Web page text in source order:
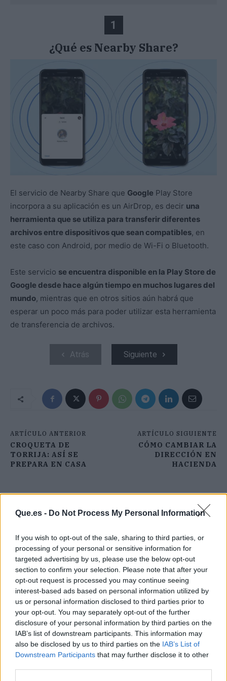
Que.es - Do Not Process My Personal Information
If you wish to opt-out of the sale, sharing to third parties, or
processing of your personal or sensitive information for
targeted advertising by us, please use the below opt-out
section to confirm your selection. Please note that after your
opt-out request is processed you may continue seeing
interest-based ads based on personal information utilized by
us or personal information disclosed to third parties prior to
your opt-out. You may separately opt-out of the further
disclosure of your personal information by third parties on the
IAB’s list of downstream participants. This information may
also be disclosed by us to third parties on the IAB’s List of
Downstream Participants that may further disclose it to other
1
¿Qué es Nearby Share?
El servicio de Nearby Share que Google Play Store
incorpora a su aplicación es un AirDrop, es decir una
herramienta que se utiliza para transferir diferentes
archivos entre dispositivos que sean compatibles, en
este caso con Android, por medio de Wi-Fi o Bluetooth.
Este servicio se encuentra disponible en la Play Store de
Google desde hace algún tiempo en muchos lugares del
mundo, mientras que en otros sitios aún habrá que
esperar un poco más para poder utilizar esta herramienta
de transferencia de archivos.
Atrás Siguiente
ARTÍCULO ANTERIOR
CROQUETA DE
TORRIJA: ASÍ SE
PREPARA EN CASA
ARTÍCULO SIGUIENTE
CÓMO CAMBIAR LA
DIRECCIÓN EN
HACIENDA
Publicidad